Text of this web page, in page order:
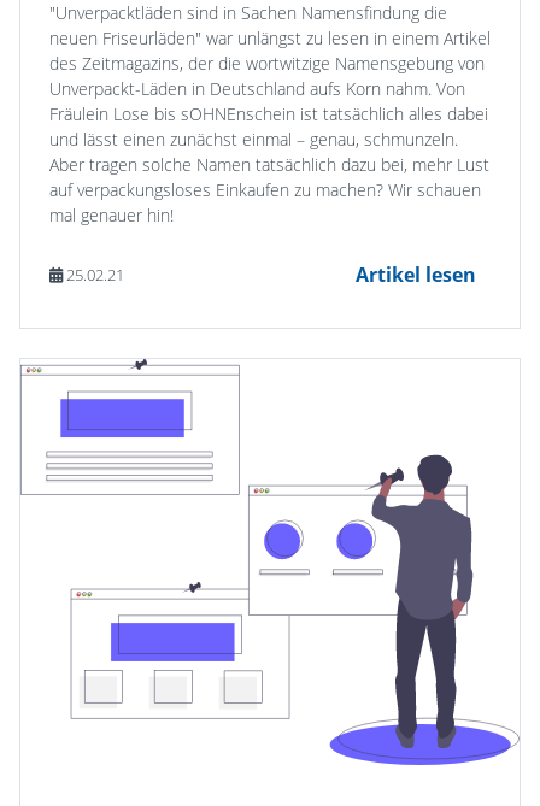
"Unverpacktläden sind in Sachen Namensfindung die
neuen Friseurläden" war unlängst zu lesen in einem Artikel
des Zeitmagazins, der die wortwitzige Namensgebung von
Unverpackt-Läden in Deutschland aufs Korn nahm. Von
Fräulein Lose bis sOHNEnschein ist tatsächlich alles dabei
und lässt einen zunächst einmal – genau, schmunzeln.
Aber tragen solche Namen tatsächlich dazu bei, mehr Lust
auf verpackungsloses Einkaufen zu machen? Wir schauen
mal genauer hin!
25.02.21 Artikel lesen